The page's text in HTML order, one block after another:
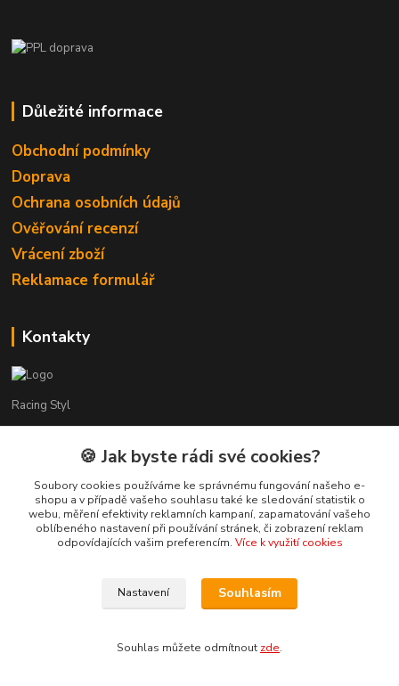
Důležité informace
Obchodní podmínky
Doprava
Ochrana osobních údajů
Ověřování recenzí
Vrácení zboží
Reklamace formulář
Kontakty
Racing Styl
Karel Muláček
774 51 50 88
(7:00 - 20:00)
shop@racingstyl.com
© Copyright 2013-2026 Racing Styl Performance
🍪 Jak byste rádi své cookies?
Soubory cookies používáme ke správnému fungování našeho e-
shopu a v případě vašeho souhlasu také ke sledování statistik o
webu, měření efektivity reklamních kampaní, zapamatování vašeho
oblíbeného nastavení při používání stránek, či zobrazení reklam
odpovídajících vašim preferencím. Více k využití cookies
Nastavení Souhlasím
Souhlas můžete odmítnout zde.